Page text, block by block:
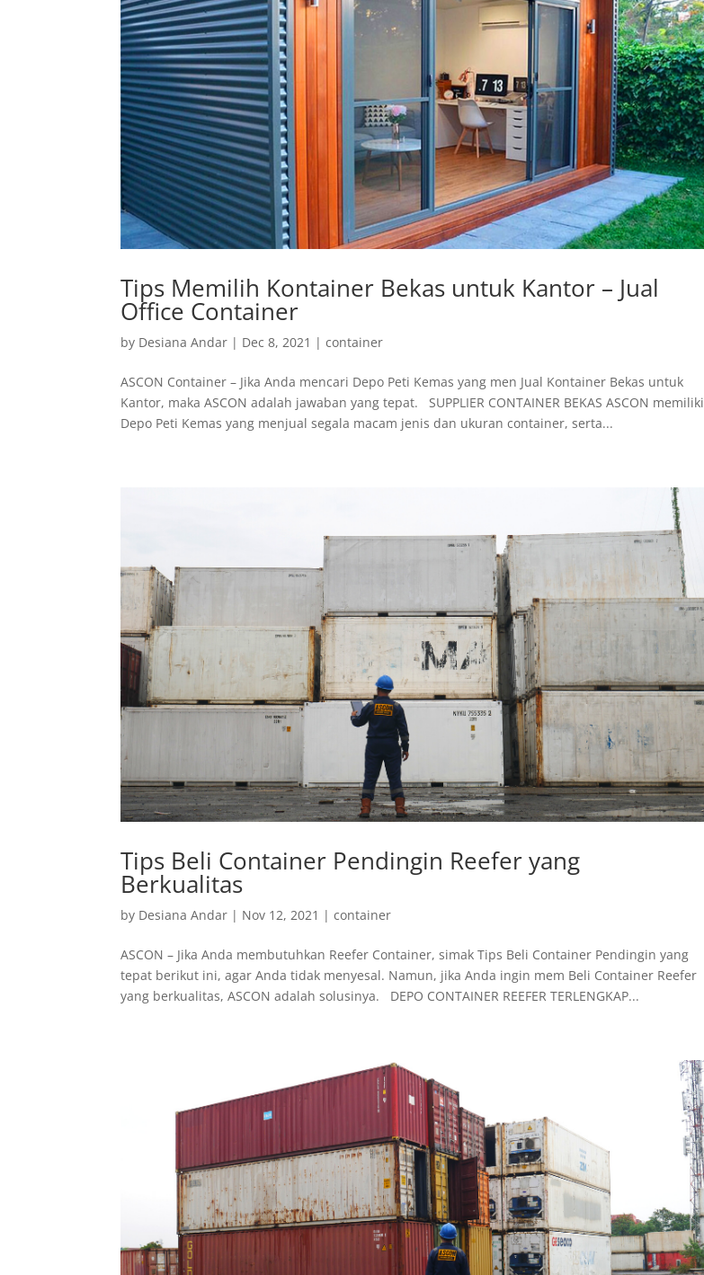
Tips Memilih Kontainer Bekas untuk Kantor – Jual
Office Container
by Desiana Andar | Dec 8, 2021 |container
ASCON Container – Jika Anda mencari Depo Peti Kemas yang men Jual Kontainer Bekas untuk
Kantor, maka ASCON adalah jawaban yang tepat. SUPPLIER CONTAINER BEKAS ASCON memiliki
Depo Peti Kemas yang menjual segala macam jenis dan ukuran container, serta...
Tips Beli Container Pendingin Reefer yang
Berkualitas
by Desiana Andar | Nov 12, 2021 |container
ASCON – Jika Anda membutuhkan Reefer Container, simak Tips Beli Container Pendingin yang
tepat berikut ini, agar Anda tidak menyesal. Namun, jika Anda ingin mem Beli Container Reefer
yang berkualitas, ASCON adalah solusinya. DEPO CONTAINER REEFER TERLENGKAP...